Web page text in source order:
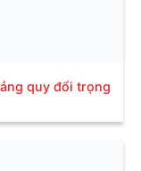
quy đổi trọng